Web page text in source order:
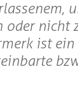
oder nicht
ist